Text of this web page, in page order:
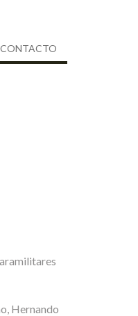
CONTACTO
Hernando